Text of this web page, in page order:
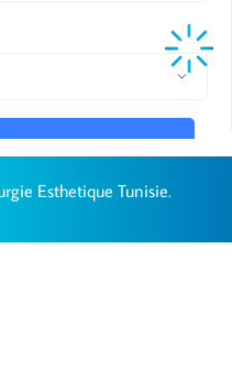
Esthetique Tunisie.